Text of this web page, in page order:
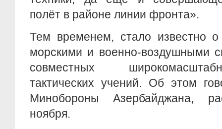
полёт в районе линии фронта».
Тем временем, стало известно
морскими и военно-воздушными
совместных
тактических учений. Об этом
Минобороны Азербайджана,
ноября.